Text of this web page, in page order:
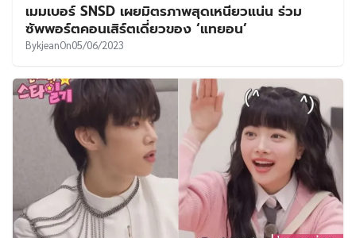
เมมเบอร์ SNSD เผยมิตรภาพสุดเหนียวแน่น ร่วม
ซัพพอร์ตคอนเสิร์ตเดี่ยวของ ‘แทยอน’
BykjeanOn05/06/2023